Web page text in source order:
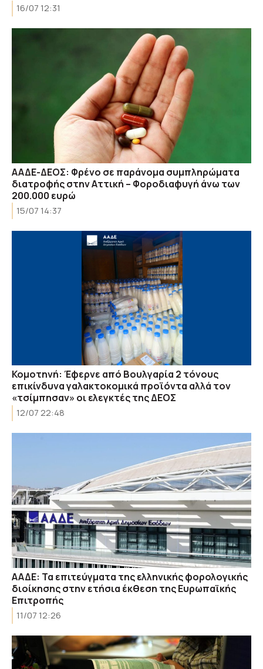
16/07 12:31
ΑΑΔΕ-ΔΕΟΣ: Φρένο σε παράνομα συμπληρώματα
διατροφής στην Αττική – Φοροδιαφυγή άνω των
200.000 ευρώ
15/07 14:37
Κομοτηνή: Έφερνε από Βουλγαρία 2 τόνους
επικίνδυνα γαλακτοκομικά προϊόντα αλλά τον
«τσίμπησαν» οι ελεγκτές της ΔΕΟΣ
12/07 22:48
ΑΑΔΕ: Τα επιτεύγματα της ελληνικής φορολογικής
διοίκησης στην ετήσια έκθεση της Ευρωπαϊκής
Επιτροπής
11/07 12:26